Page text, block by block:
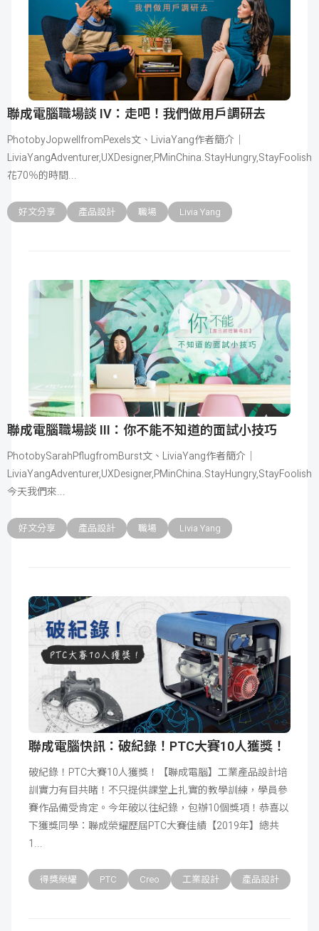
聯成電腦職場談 IV：走吧！我們做用戶調研去
PhotobyJopwellfromPexels文、LiviaYang作者簡介｜
LiviaYangAdventurer,UXDesigner,PMinChina.StayHungry,StayFoolish
花70％的時間
好文分享 產品設計 職場 Livia Yang
聯成電腦職場談 III：你不能不知道的面試小技巧
PhotobySarahPflugfromBurst文、LiviaYang作者簡介｜
LiviaYangAdventurer,UXDesigner,PMinChina.StayHungry,StayFoolish
今天我們來
好文分享 產品設計 職場 Livia Yang
聯成電腦快訊：破紀錄！PTC大賽10人獲獎！
破紀錄！PTC大賽10人獲獎！【聯成電腦】工業產品設計培
訓實力有目共睹！不只提供課堂上扎實的教學訓練，學員參
賽作品備受肯定。今年破以往紀錄，包辦10個獎項！恭喜以
下獲獎同學：聯成榮耀歷屆PTC大賽佳績【2019年】總共
1
得獎榮耀 PTC Creo 工業設計 產品設計